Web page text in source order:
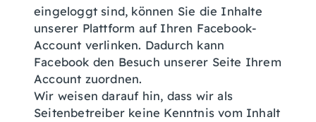
eingeloggt sind, können Sie die Inhalte
unserer Plattform auf Ihren Facebook-
Account verlinken. Dadurch kann
Facebook den Besuch unserer Seite Ihrem
Account zuordnen.
Wir weisen darauf hin, dass wir als
Seitenbetreiber keine Kenntnis vom Inhalt